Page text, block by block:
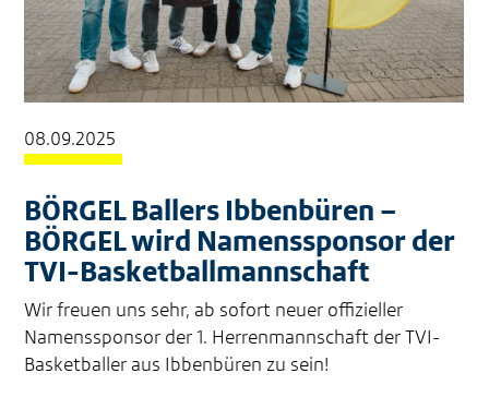
08.09.2025
BÖRGEL Ballers Ibbenbüren –
BÖRGEL wird Namenssponsor der
TVI-Basketballmannschaft
Wir freuen uns sehr, ab sofort neuer offizieller
Namenssponsor der 1. Herrenmannschaft der TVI-
Basketballer aus Ibbenbüren zu sein!